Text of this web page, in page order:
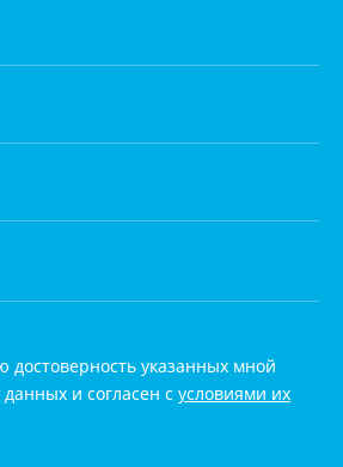
достоверность указанных мной
и согласен с условиями их